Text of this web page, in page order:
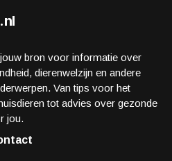
bron voor informatie over
dierenwelzijn en andere
Van tips voor het
tot advies over gezonde
jou.